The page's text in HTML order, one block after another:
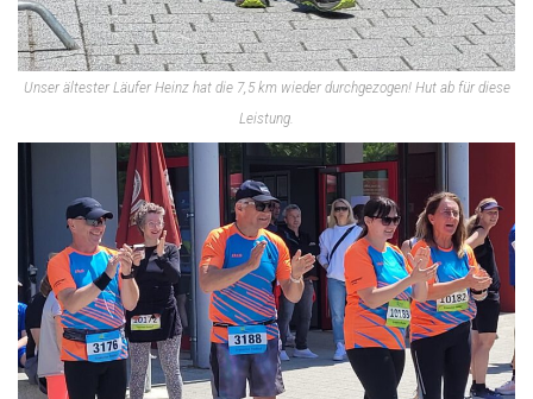
Unser ältester Läufer Heinz hat die 7,5 km wieder durchgezogen! Hut ab für diese
Leistung.